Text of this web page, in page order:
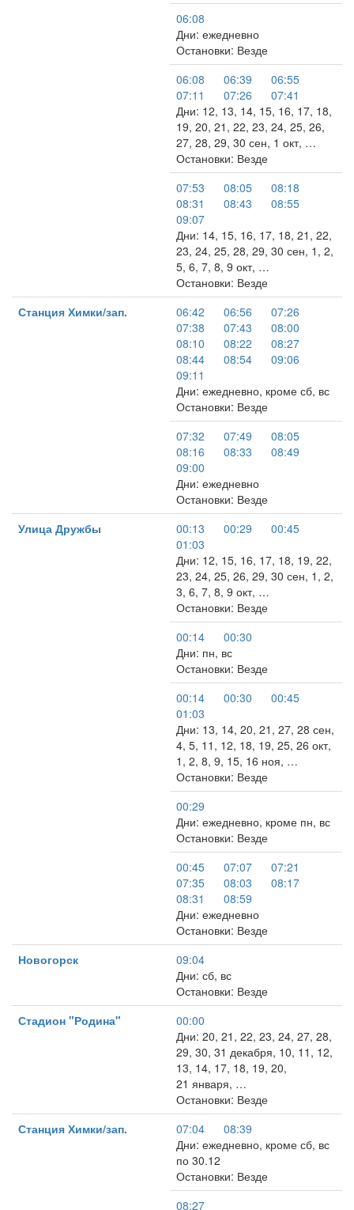
06:08
Дни: ежедневно
Остановки: Везде
06:08
06:39
06:55
07:11
07:26
07:41
Дни: 12, 13, 14, 15, 16, 17, 18,
19, 20, 21, 22, 23, 24, 25, 26,
27, 28, 29, 30 сен, 1 окт, …
Остановки: Везде
07:53
08:05
08:18
08:31
08:43
08:55
09:07
Дни: 14, 15, 16, 17, 18, 21, 22,
23, 24, 25, 28, 29, 30 сен, 1, 2,
5, 6, 7, 8, 9 окт, …
Остановки: Везде
Станция Химки/зап.
06:42 06:56
07:26
07:38
07:43
08:00
08:10
08:22
08:27
08:44
08:54
09:06
09:11
Дни: ежедневно, кроме сб, вс
Остановки: Везде
07:32
07:49
08:05
08:16
08:33
08:49
09:00
Дни: ежедневно
Остановки: Везде
Улица Дружбы
00:13 00:29
00:45
01:03
Дни: 12, 15, 16, 17, 18, 19, 22,
23, 24, 25, 26, 29, 30 сен, 1, 2,
3, 6, 7, 8, 9 окт, …
Остановки: Везде
00:14
00:30
Дни: пн, вс
Остановки: Везде
00:14
00:30
00:45
01:03
Дни: 13, 14, 20, 21, 27, 28 сен,
4, 5, 11, 12, 18, 19, 25, 26 окт,
1, 2, 8, 9, 15, 16 ноя, …
Остановки: Везде
00:29
Дни: ежедневно, кроме пн, вс
Остановки: Везде
00:45
07:07
07:21
07:35
08:03
08:17
08:31
08:59
Дни: ежедневно
Остановки: Везде
Новогорск
09:04
Дни: сб, вс
Остановки: Везде
Стадион "Родина"
00:00
Дни: 20, 21, 22, 23, 24, 27, 28,
29, 30, 31 декабря, 10, 11, 12,
13, 14, 17, 18, 19, 20,
21 января, …
Остановки: Везде
Станция Химки/зап.
07:04
08:39
Дни: ежедневно, кроме сб, вс
по 30.12
Остановки: Везде
08:27